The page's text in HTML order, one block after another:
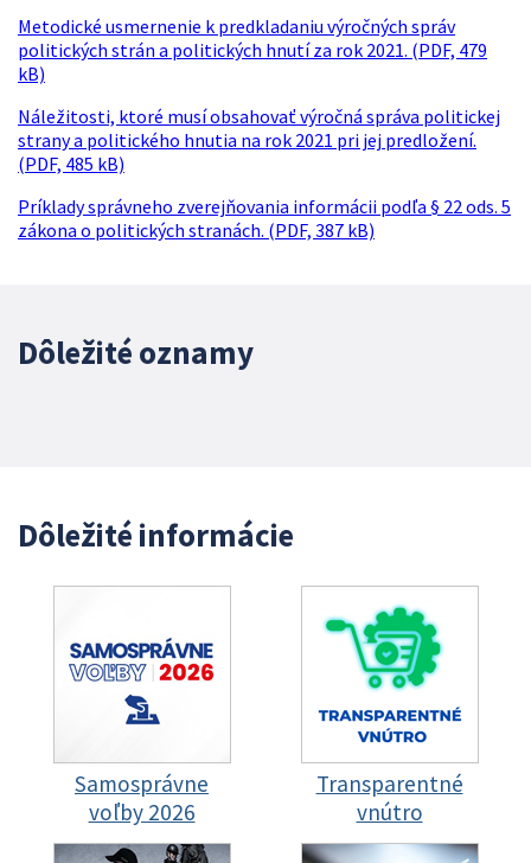
Metodické usmernenie k predkladaniu výročných správ
politických strán a politických hnutí za rok 2021. (PDF, 479
kB)
Náležitosti, ktoré musí obsahovať výročná správa politickej
strany a politického hnutia na rok 2021 pri jej predložení.
(PDF, 485 kB)
Príklady správneho zverejňovania informácii podľa § 22 ods. 5
zákona o politických stranách. (PDF, 387 kB)
Dôležité oznamy
Dôležité informácie
Samosprávne
voľby 2026
Transparentné
vnútro